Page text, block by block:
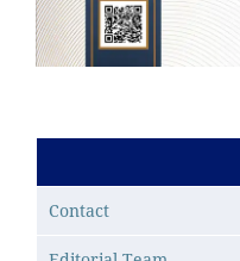
Contact